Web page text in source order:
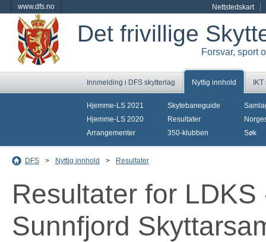
www.dfs.no Nettstedskart
Det frivillige
Forsvar, sport
Innmelding i DFS skytterlag Nyttig innhold
Hjemme-LS 2021
Hjemme-LS 2020
Arrangementer
Skytebaneguide
Resultater
350-klubben
Søk
DFS > Nyttig innhold > Resultater
Resultater for
Sunnfjord